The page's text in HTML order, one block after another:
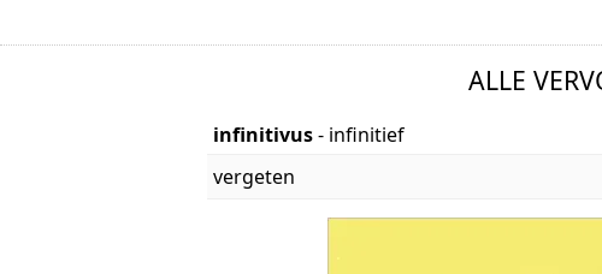
ALLE
infinitivus- infinitief
vergeten